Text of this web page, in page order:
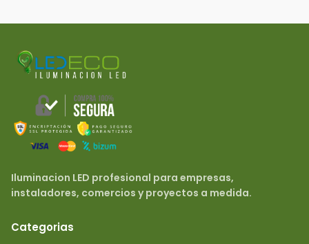
Iluminacion LED profesional para empresas,
instaladores, comercios y proyectos a medida.
Categorias